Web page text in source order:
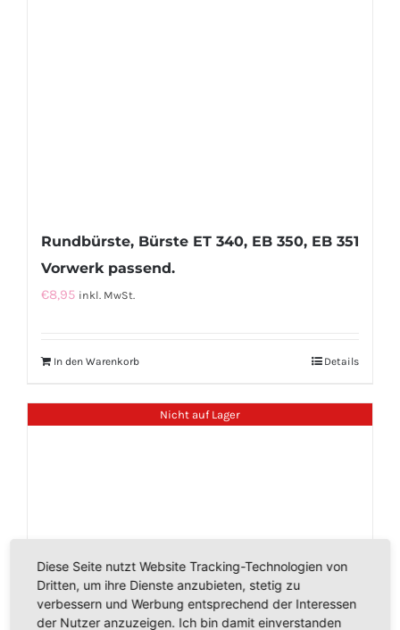
Rundbürste, Bürste ET 340, EB 350, EB 351
Vorwerk passend.
€8,95 inkl. MwSt.
In den Warenkorb Details
Nicht auf Lager
Diese Seite nutzt Website Tracking-Technologien von
Dritten, um ihre Dienste anzubieten, stetig zu
verbessern und Werbung entsprechend der Interessen
der Nutzer anzuzeigen. Ich bin damit einverstanden